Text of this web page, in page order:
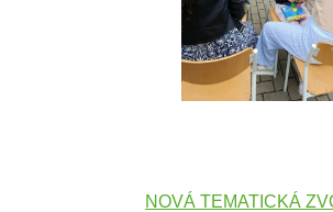
NOVÁ TEMATICKÁ